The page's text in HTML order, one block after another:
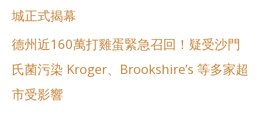
f
o
r
:
城正式揭幕
德州近160萬打雞蛋緊急召回！疑受沙門
氏菌污染 Kroger、Brookshire’s 等多家超
市受影響